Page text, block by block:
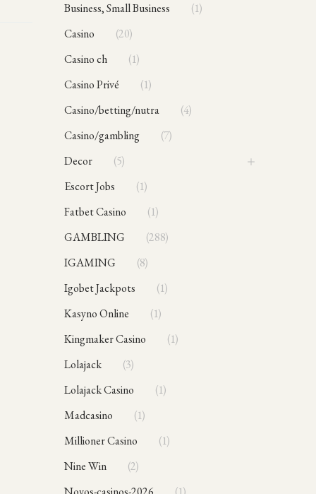
Business, Small Business
1
casino
20
casino ch
1
Casino Privé
1
casino/betting/nutra
4
casino/gambling
7
Decor
5
Escort Jobs
1
Fatbet Casino
1
GAMBLING
288
IGAMING
8
Igobet Jackpots
1
Kasyno Online
1
Kingmaker Casino
1
Lolajack
3
Lolajack Casino
1
Madcasino
1
Millioner Casino
1
Nine Win
2